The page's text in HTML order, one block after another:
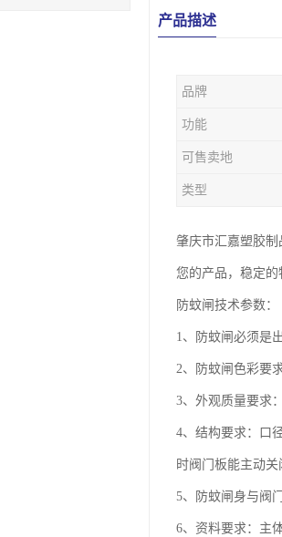
产品描述
品牌
功能
可售卖地
类型
肇庆市汇嘉塑胶
您的产品，稳定的
防蚊闸技术参数：
1、防蚊闸必须是
2、防蚊闸色彩要
3、外观质量要求
4、结构要求：口
时阀门板能主动关
5、防蚊闸身与阀
6、资料要求：主